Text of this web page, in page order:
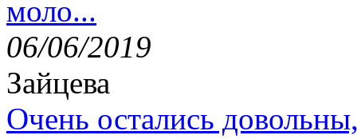
моло...
06/06/2019
Зайцева
Очень остались